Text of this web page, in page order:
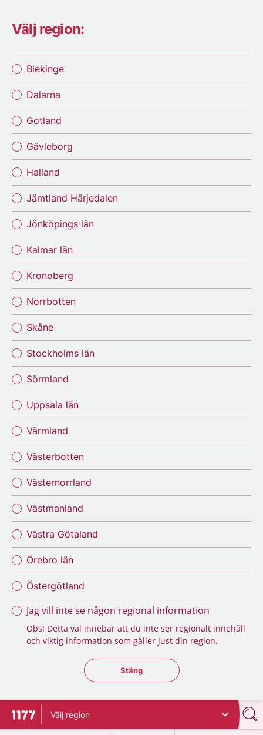
Välj region:
Blekinge
Dalarna
Gotland
Gävleborg
Halland
Jämtland Härjedalen
Jönköpings län
Kalmar län
Kronoberg
Norrbotten
Skåne
Stockholms län
Sörmland
Uppsala län
Värmland
Västerbotten
Västernorrland
Västmanland
Västra Götaland
Örebro län
Östergötland
Jag vill inte se någon regional information
Obs! Detta val innebär att du inte ser regionalt innehåll
och viktig information som gäller just din region.
Stäng regionsväljaren
Stäng
Till startsidan för 1177
Välj region
på 1177.se
på 1177.se